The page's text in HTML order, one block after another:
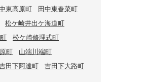
東高原町
田中東春菜町
松ケ崎井出ケ海道町
松ケ崎修理式町
町
山端川端町
田下阿達町
吉田下大路町